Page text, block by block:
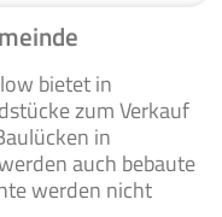
WAS?
BUERGER-
SERVICE
bietet in
zum Verkauf
in
auch bebaute
werden nicht